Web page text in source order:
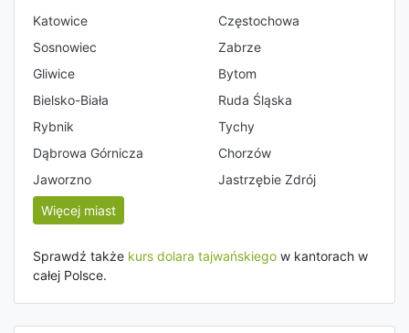
Katowice
Częstochowa
Sosnowiec
Zabrze
Gliwice
Bytom
Bielsko-Biała
Ruda Śląska
Rybnik
Tychy
Dąbrowa Górnicza
Chorzów
Jaworzno
Jastrzębie Zdrój
Więcej miast
Sprawdź także kurs dolara tajwańskiego w kantorach w
całej Polsce.